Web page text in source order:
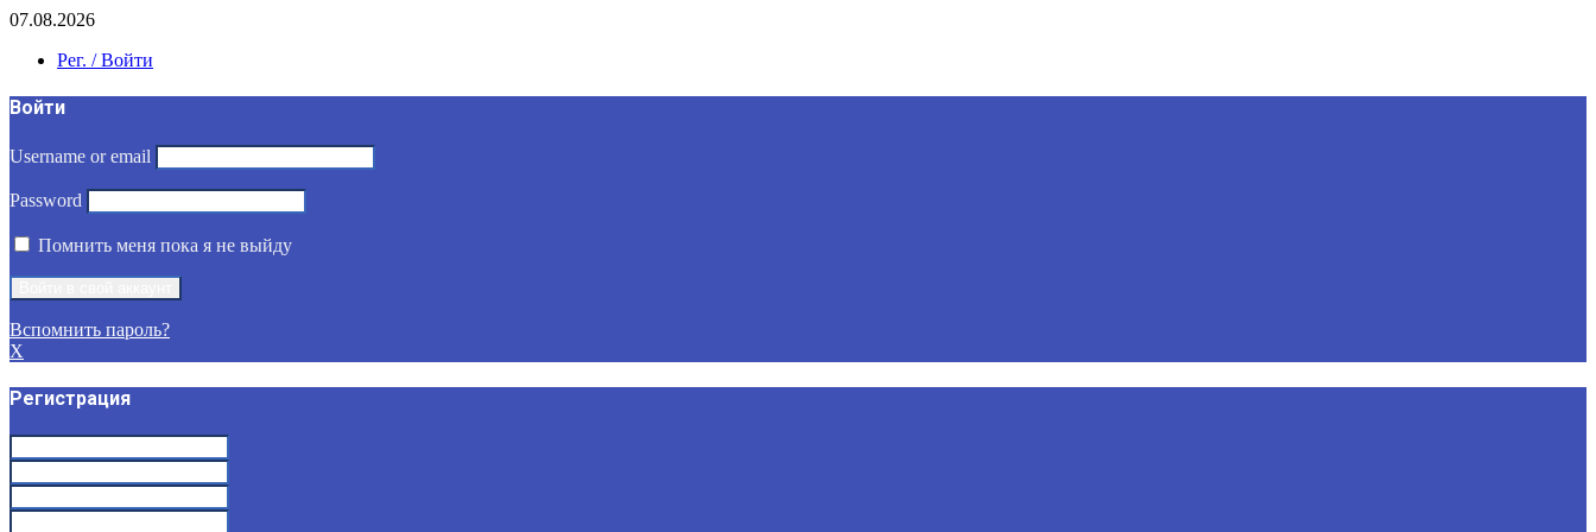
07.08.2026
Рег. / Войти
Войти
Username or email
Password
Помнить меня пока я не выйду
Вспомнить пароль?
X
Регистрация